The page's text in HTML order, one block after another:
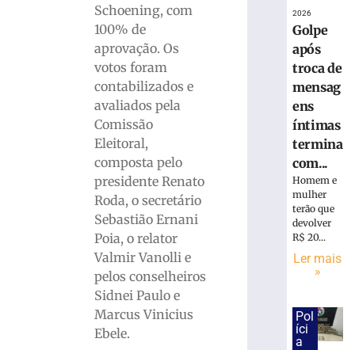
Schoening, com
100% de
aprovação. Os
votos foram
contabilizados e
avaliados pela
Comissão
Eleitoral,
composta pelo
presidente Renato
Roda, o secretário
Sebastião Ernani
Poia, o relator
Valmir Vanolli e
pelos conselheiros
Sidnei Paulo e
Marcus Vinicius
Ebele.
Cratera
abre
“engole”
roda
caminhão
lixo
Brusque
agosto
2026
Golpe
após
troca de
mensag
ens
íntimas
termina
com...
Homem e
mulher
terão que
devolver
R$ 20...
Ler mais
»
Pol
íci
a